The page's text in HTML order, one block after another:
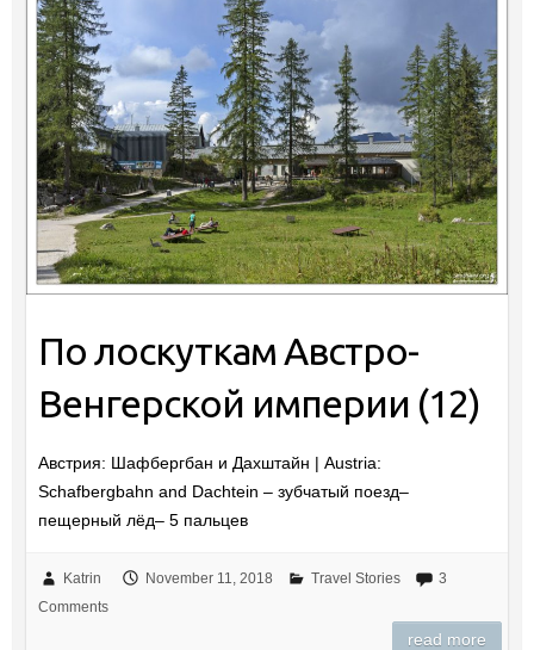
По лоскуткам Австро-
Венгерской империи (12)
Австрия: Шафбергбан и Дахштайн | Austria:
Schafbergbahn and Dachtein – зубчатый поезд–
пещерный лёд– 5 пальцев
Katrin November 11, 2018 Travel Stories
3
Comments
read more